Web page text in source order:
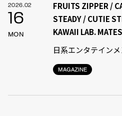
2026.02
16
MON
MAGAZINE
FRUITS ZIPPER /
STEADY / CUTIE
KAWAII LAB.
日系エンタテイン